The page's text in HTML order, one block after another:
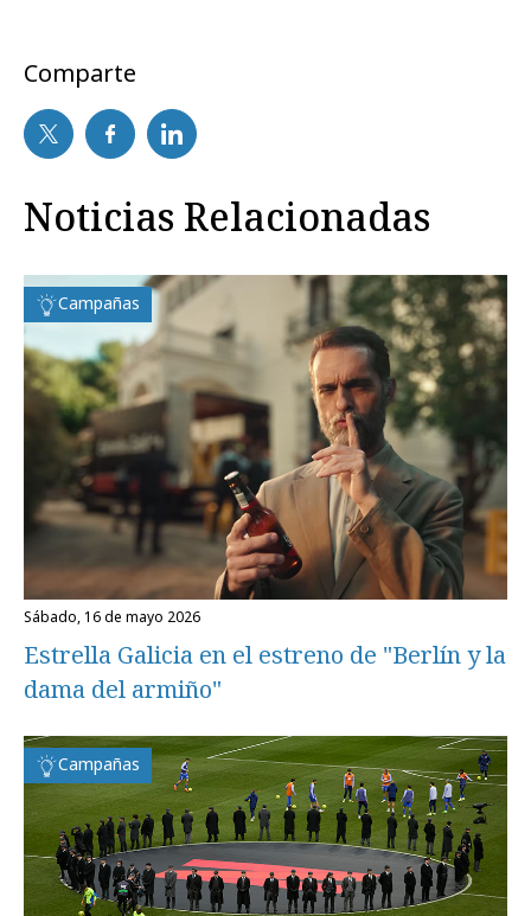
Comparte
Noticias Relacionadas
Campañas
sábado, 16 de mayo 2026
Estrella Galicia en el estreno de "Berlín y la
dama del armiño"
Campañas